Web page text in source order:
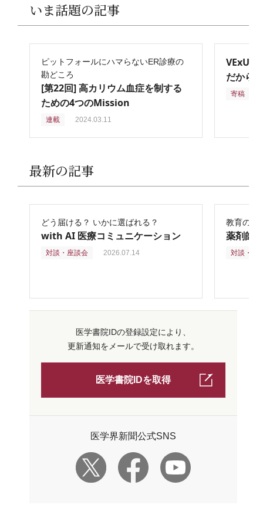
いま話題の記事
ピットフォールにハマらないER診療の
勘どころ
[第22回] 高カリウム血症を制する
ための4つのMission
連載 2024.03.11
VExUS
だから
寄稿
最新の記事
どう届ける？ いかに選ばれる？
with AI 医療コミュニケーション
対談・座談会 2026.07.14
教育の再
薬剤師
対談・座
医学書院IDの登録設定により、
更新通知をメールで受け取れます。
医学書院IDを取得
医学界新聞公式SNS